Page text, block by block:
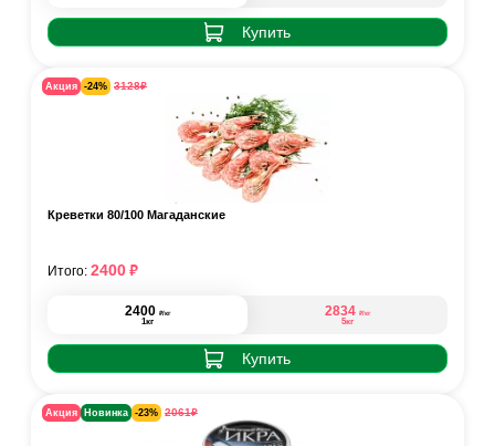
Купить
Акция -24% 3128₽
Креветки 80/100 Магаданские
2400 ₽/кг
1кг
2834 ₽/кг
5кг
Купить
Итого: 2400₽
Акция Новинка -23% 2061₽